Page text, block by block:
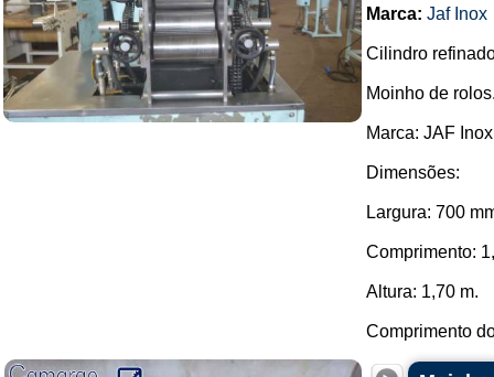
Marca: Jaf Inox
Cilindro
Moinho de
Marca: JAF
Dimensões:
Largura: 700
Comprimento:
Altura: 1,70 m.
Comprimento